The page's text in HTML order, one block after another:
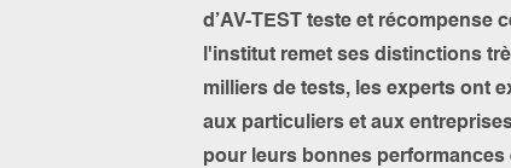
d’AV-TEST teste et récompense
l'institut remet ses distinctions
milliers de tests, les experts ont
aux particuliers et aux
pour leurs bonnes performances